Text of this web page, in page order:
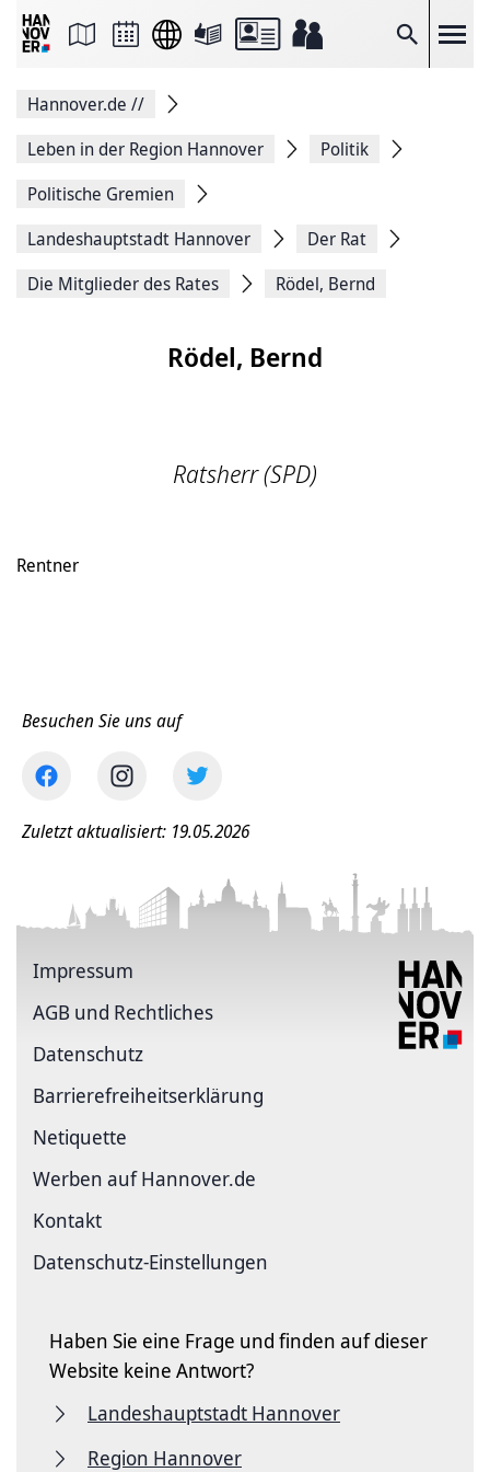
Suche
Seite
Facebook
teilen
Seitenlink
Seite
Hannover.de //
Leben in der Region Hannover
Politik
Politische Gremien
Landeshauptstadt Hannover
Der Rat
Die Mitglieder des Rates
Rödel, Bernd
Rödel, Bernd
Ratsherr (SPD)
Rentner
Besuchen Sie uns auf
Zuletzt aktualisiert: 19.05.2026
Impressum
AGB und Rechtliches
Datenschutz
Barriere­freiheits­erklärung
Netiquette
Werben auf Hannover.de
Kontakt
Datenschutz-Einstellungen
Haben Sie eine Frage und finden auf dieser
Website keine Antwort?
Landeshauptstadt Hannover
Region Hannover